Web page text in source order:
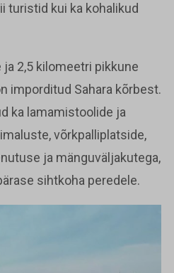
turistid kui ka kohalikud
2,5 kilomeetri pikkune
imporditud Sahara kõrbest.
ka lamamistoolide ja
võrkpalliplatside,
ja mänguväljakutega,
sihtkoha peredele.